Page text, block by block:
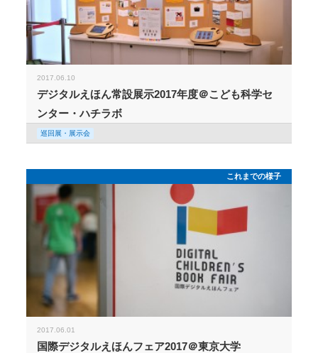
2017.06.10
デジタルえほん常設展示2017年度＠こども科学セ
ンター・ハチラボ
巡回展・展示会
これまでの様子
2017.06.01
国際デジタルえほんフェア2017＠東京大学